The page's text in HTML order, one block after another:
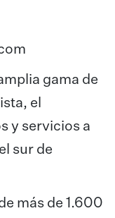
gama de
el
y servicios a
sur de
más de 1.600